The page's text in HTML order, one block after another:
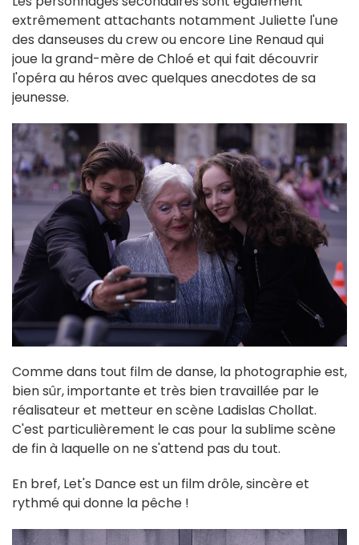
extrêmement attachants notamment Juliette l'une
des danseuses du crew ou encore Line Renaud qui
joue la grand-mère de Chloé et qui fait découvrir
l'opéra au héros avec quelques anecdotes de sa
jeunesse.
Comme dans tout film de danse, la photographie est,
bien sûr, importante et très bien travaillée par le
réalisateur et metteur en scène Ladislas Chollat.
C'est particulièrement le cas pour la sublime scène
de fin à laquelle on ne s'attend pas du tout.
En bref, Let's Dance est un film drôle, sincère et
rythmé qui donne la pêche !